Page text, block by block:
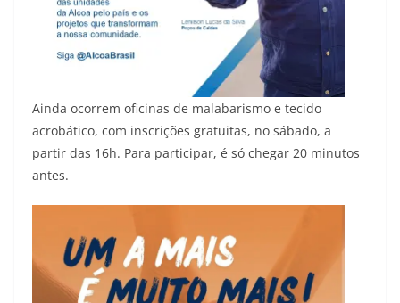
Ainda ocorrem oficinas de malabarismo e tecido
acrobático, com inscrições gratuitas, no sábado, a
partir das 16h. Para participar, é só chegar 20 minutos
antes.